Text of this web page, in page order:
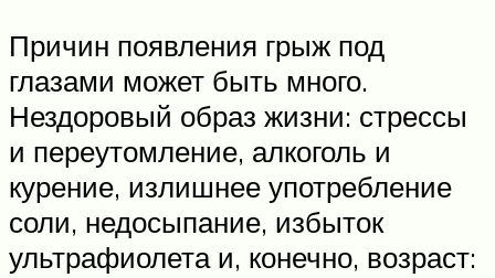
Причин появления грыж под
глазами может быть много.
Нездоровый образ жизни: стрессы
и переутомление, алкоголь и
курение, излишнее употребление
соли, недосыпание, избыток
ультрафиолета и, конечно, возраст: